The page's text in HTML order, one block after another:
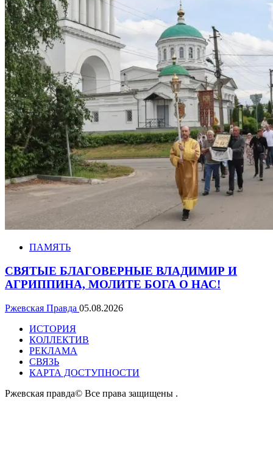
ПАМЯТЬ
СВЯТЫЕ БЛАГОВЕРНЫЕ ВЛАДИМИР И
АГРИППИНА, МОЛИТЕ БОГА О НАС!
Ржевская Правда 05.08.2026
ИСТОРИЯ
КОЛЛЕКТИВ
РЕКЛАМА
СВЯЗЬ
КАРТА ДОСТУПНОСТИ
Ржевская правда© Все права защищены .